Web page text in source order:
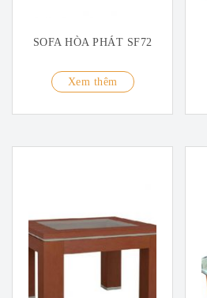
SOFA HÒA PHÁT SF72
Xem thêm